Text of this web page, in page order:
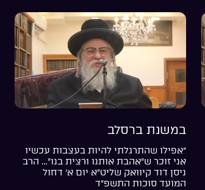
במשנת ברסלב
“אפילו שהתרגלתי להיות בעצבות עכשיו
אני זוכר ש”אהבת אותנו ורצית בנו”… הרב
ניסן דוד קיוואק שליט”א יום א’ דחול
המועד סוכות התשפ”ד